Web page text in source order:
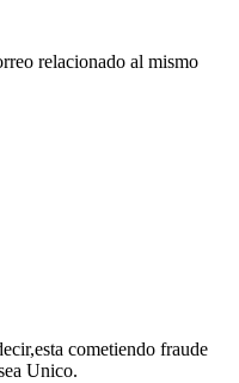
relacionado al mismo
cometiendo fraude
Unico.